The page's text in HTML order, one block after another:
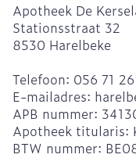
Apotheek De
Stationsstraat 32
8530 Harelbeke
Telefoon: 056 71
E-mailadres:
APB nummer:
Apotheek titularis:
BTW nummer: